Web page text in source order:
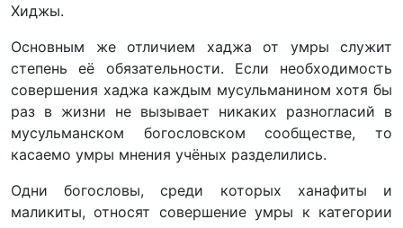
Хиджы.
Основным же отличием хаджа от умры служит
степень её обязательности. Если необходимость
совершения хаджа каждым мусульманином хотя бы
раз в жизни не вызывает никаких разногласий в
мусульманском богословском сообществе, то
касаемо умры мнения учёных разделились.
Одни богословы, среди которых ханафиты и
маликиты, относят совершение умры к категории